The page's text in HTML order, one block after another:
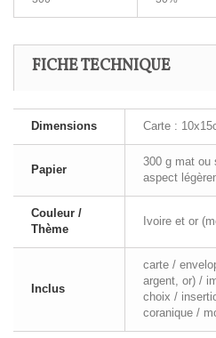
FICHE TECHNIQUE
Dimensions Carte :
Papier
300 g mat ou
aspect
Couleur /
Thème
Ivoire et or
Inclus
carte /
argent, or) /
choix /
coranique /